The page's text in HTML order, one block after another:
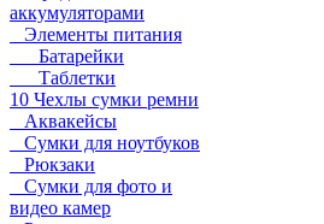
аккумуляторами
Элементы питания
Батарейки
Таблетки
10 Чехлы сумки ремни
Аквакейсы
Сумки для ноутбуков
Рюкзаки
Сумки для фото и
видео камер